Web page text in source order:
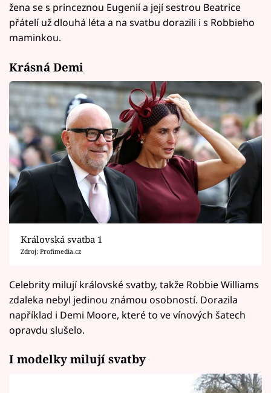
žena se s princeznou Eugenií a její sestrou Beatrice
přátelí už dlouhá léta a na svatbu dorazili i s Robbieho
maminkou.
Krásná Demi
Královská svatba 1
Zdroj: Profimedia.cz
Celebrity milují královské svatby, takže Robbie Williams
zdaleka nebyl jedinou známou osobností. Dorazila
například i Demi Moore, které to ve vínových šatech
opravdu slušelo.
I modelky milují svatby